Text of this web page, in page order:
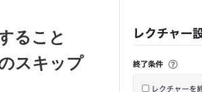
ること
スキップ